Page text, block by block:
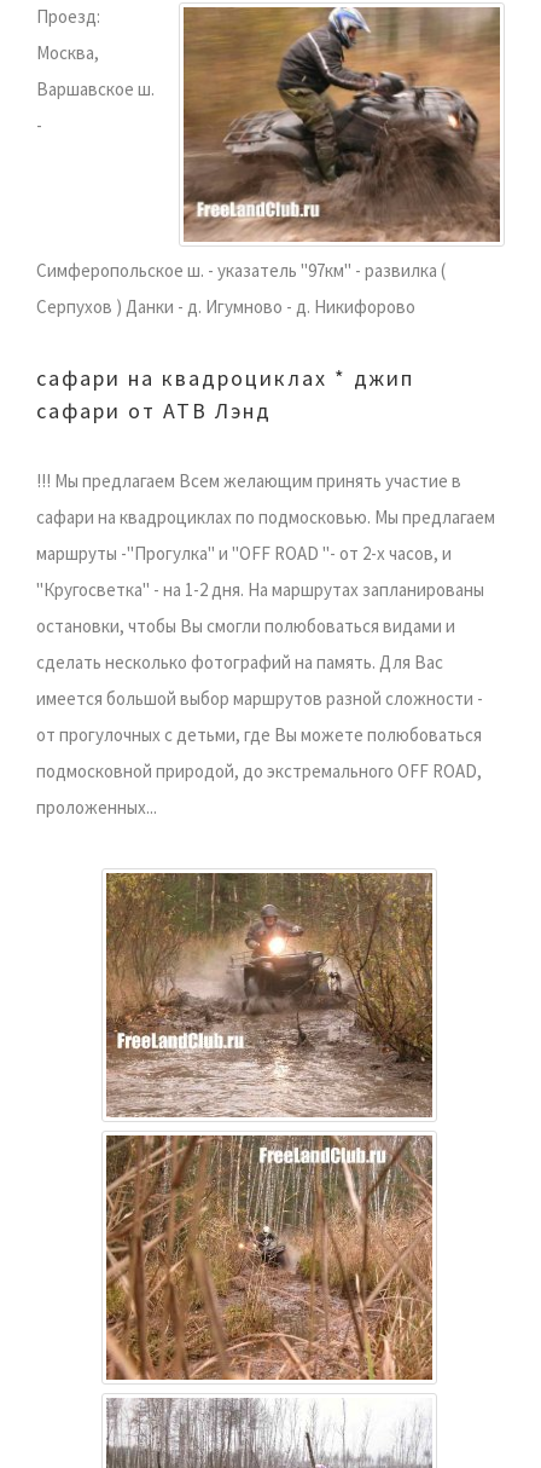
Проезд:
Москва,
Варшавское ш.
-
Симферопольское ш. - указатель "97км" - развилка (
Серпухов ) Данки - д. Игумново - д. Никифорово
сафари на квадроциклах * джип
сафари от АТВ Лэнд
!!! Мы предлагаем Всем желающим принять участие в
сафари на квадроциклах по подмосковью. Мы предлагаем
маршруты -"Прогулка" и "OFF ROAD "- от 2-х часов, и
"Кругосветка" - на 1-2 дня. На маршрутах запланированы
остановки, чтобы Вы смогли полюбоваться видами и
сделать несколько фотографий на память. Для Вас
имеется большой выбор маршрутов разной сложности -
от прогулочных с детьми, где Вы можете полюбоваться
подмосковной природой, до экстремального OFF ROAD,
проложенных...